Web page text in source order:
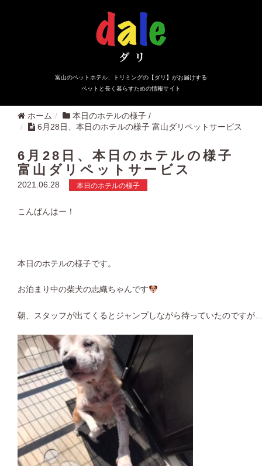
富山のペットホテル、トリミングの【ダリ】がお届けする
ペットと長く暮らすための情報サイト
ホーム 本日のホテルの様子 /
6月28日、本日のホテルの様子 富山ダリペットサービス
6月28日、本日のホテルの様子
富山ダリペットサービス
2021.06.28 本日のホテルの様子
こんばんはー！
本日のホテルの様子です。
お泊まり中の柴犬の志織ちゃんです
朝、スタッフが出てくるとジャンプしながら待っていたのですが